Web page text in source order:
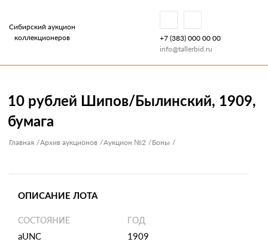
Сибирский аукцион
коллекционеров
+7 (383) 000 00 00
info@tallerbid.ru
10 рублей Шипов/Былинский, 1909,
бумага
Главная Архив аукционов Аукцион №2 Боны
ОПИСАНИЕ ЛОТА
СОСТОЯНИЕ
аUNC
ГОД
1909